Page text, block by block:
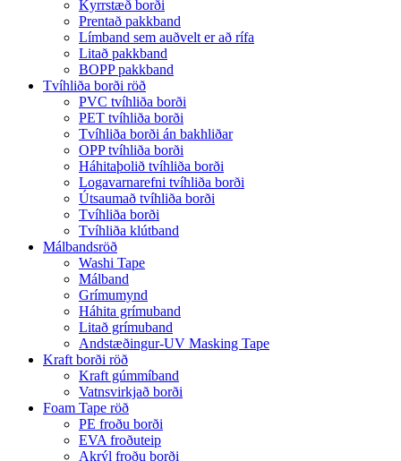
Kyrrstæð borði
Prentað pakkband
Límband sem auðvelt er að rífa
Litað pakkband
BOPP pakkband
Tvíhliða borði röð
PVC tvíhliða borði
PET tvíhliða borði
Tvíhliða borði án bakhliðar
OPP tvíhliða borði
Háhitaþolið tvíhliða borði
Logavarnarefni tvíhliða borði
Útsaumað tvíhliða borði
Tvíhliða borði
Tvíhliða klútband
Málbandsröð
Washi Tape
Málband
Grímumynd
Háhita grímuband
Litað grímuband
Andstæðingur-UV Masking Tape
Kraft borði röð
Kraft gúmmíband
Vatnsvirkjað borði
Foam Tape röð
PE froðu borði
EVA froðuteip
Akrýl froðu borði